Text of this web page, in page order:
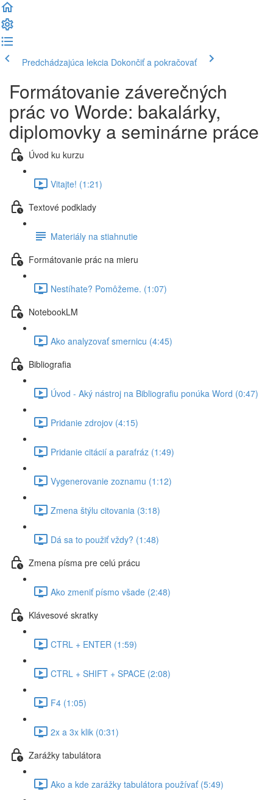
Predchádzajúca lekcia Dokončiť a pokračovať
Formátovanie záverečných
prác vo Worde: bakalárky,
diplomovky a seminárne práce
Úvod ku kurzu
Vitajte! (1:21)
Textové podklady
Materiály na stiahnutie
Formátovanie prác na mieru
Nestíhate? Pomôžeme. (1:07)
NotebookLM
Ako analyzovať smernicu (4:45)
Bibliografia
Úvod - Aký nástroj na Bibliografiu ponúka Word (0:47)
Pridanie zdrojov (4:15)
Pridanie citácií a parafráz (1:49)
Vygenerovanie zoznamu (1:12)
Zmena štýlu citovania (3:18)
Dá sa to použiť vždy? (1:48)
Zmena písma pre celú prácu
Ako zmeniť písmo všade (2:48)
Klávesové skratky
CTRL + ENTER (1:59)
CTRL + SHIFT + SPACE (2:08)
F4 (1:05)
2x a 3x klik (0:31)
Zarážky tabulátora
Ako a kde zarážky tabulátora používať (5:49)